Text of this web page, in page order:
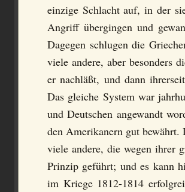
einzige Schlacht auf, in der
Angriff übergingen und
Dagegen schlugen die
viele andere, aber besonders
er nachläßt, und dann
Das gleiche System war
und Deutschen angewandt
den Amerikanern gut bewährt.
viele andere, die wegen ihrer
Prinzip geführt; und es kann
im Kriege 1812-1814